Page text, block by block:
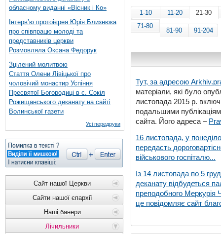
обласному виданні «Вісник і Ко»
Інтерв’ю протоієрея Юрія Близнюка
про співпрацю молоді та
представників церкви
Розмовляла Оксана Федорук
Зцілений молитвою
Стаття Олени Лівіцької про
чоловічий монастир Успіння
Пресвятої Богородиці в с. Сокіл
Рожищанського деканату на сайті
Волинської газети
Усі передруки
Сайт нашої Церкви
Сайти нашої єпархії
Наші банери
Лічильники
1-10 11-20
21-30
71-80
81-90 91-204
Тут, за адресою
матеріали, які було
листопада 2015 р.
подальшими
сайта. Його адреса –
16 листопада, у
передасть
військового госпіталю...
Із 14 листопада по 5
деканату відбудеться
преподобного Меркурія
це повідомляє сайт